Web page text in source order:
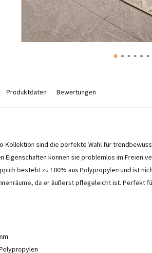
Produktdaten Bewertungen
Kollektion sind die perfekte Wahl für
Eigenschaften können sie problemlos im Freien
besteht zu 100% aus Polypropylen und ist
da er äußerst pflegeleicht ist. Perfekt